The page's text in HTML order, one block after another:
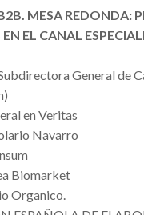
MESA REDONDA:
EL CANAL
General de
en Veritas
Navarro
Biomarket
Organico.